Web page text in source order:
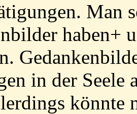
Man
haben+
in der Seele
könnte